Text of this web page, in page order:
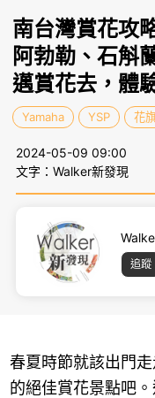
南台灣賞花攻
阿勃勒、石斛
邁賞花去，體
Yamaha YSP 花
2024-05-09 09:00
文字：Walker新發現
追蹤
春夏時節就該出門
的絕佳賞花景點吧